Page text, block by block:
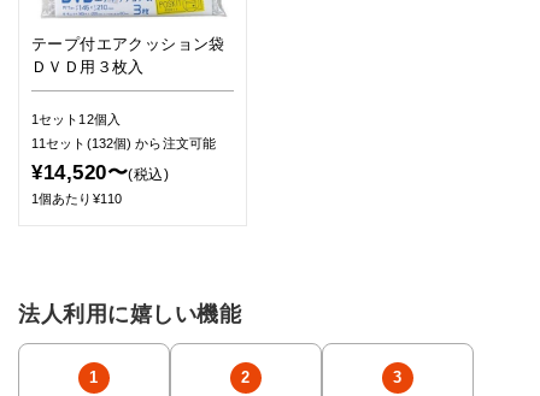
テープ付エアクッション袋
ＤＶＤ用３枚入
1セット12個入
11セット(132個)から注文可能
¥14,520〜(税込)
1個あたり¥110
法人利用に嬉しい機能